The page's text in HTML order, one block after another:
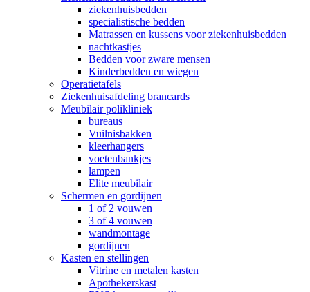
ziekenhuisbedden
specialistische bedden
Matrassen en kussens voor ziekenhuisbedden
nachtkastjes
Bedden voor zware mensen
Kinderbedden en wiegen
Operatietafels
Ziekenhuisafdeling brancards
Meubilair polikliniek
bureaus
Vuilnisbakken
kleerhangers
voetenbankjes
lampen
Elite meubilair
Schermen en gordijnen
1 of 2 vouwen
3 of 4 vouwen
wandmontage
gordijnen
Kasten en stellingen
Vitrine en metalen kasten
Apothekerskast